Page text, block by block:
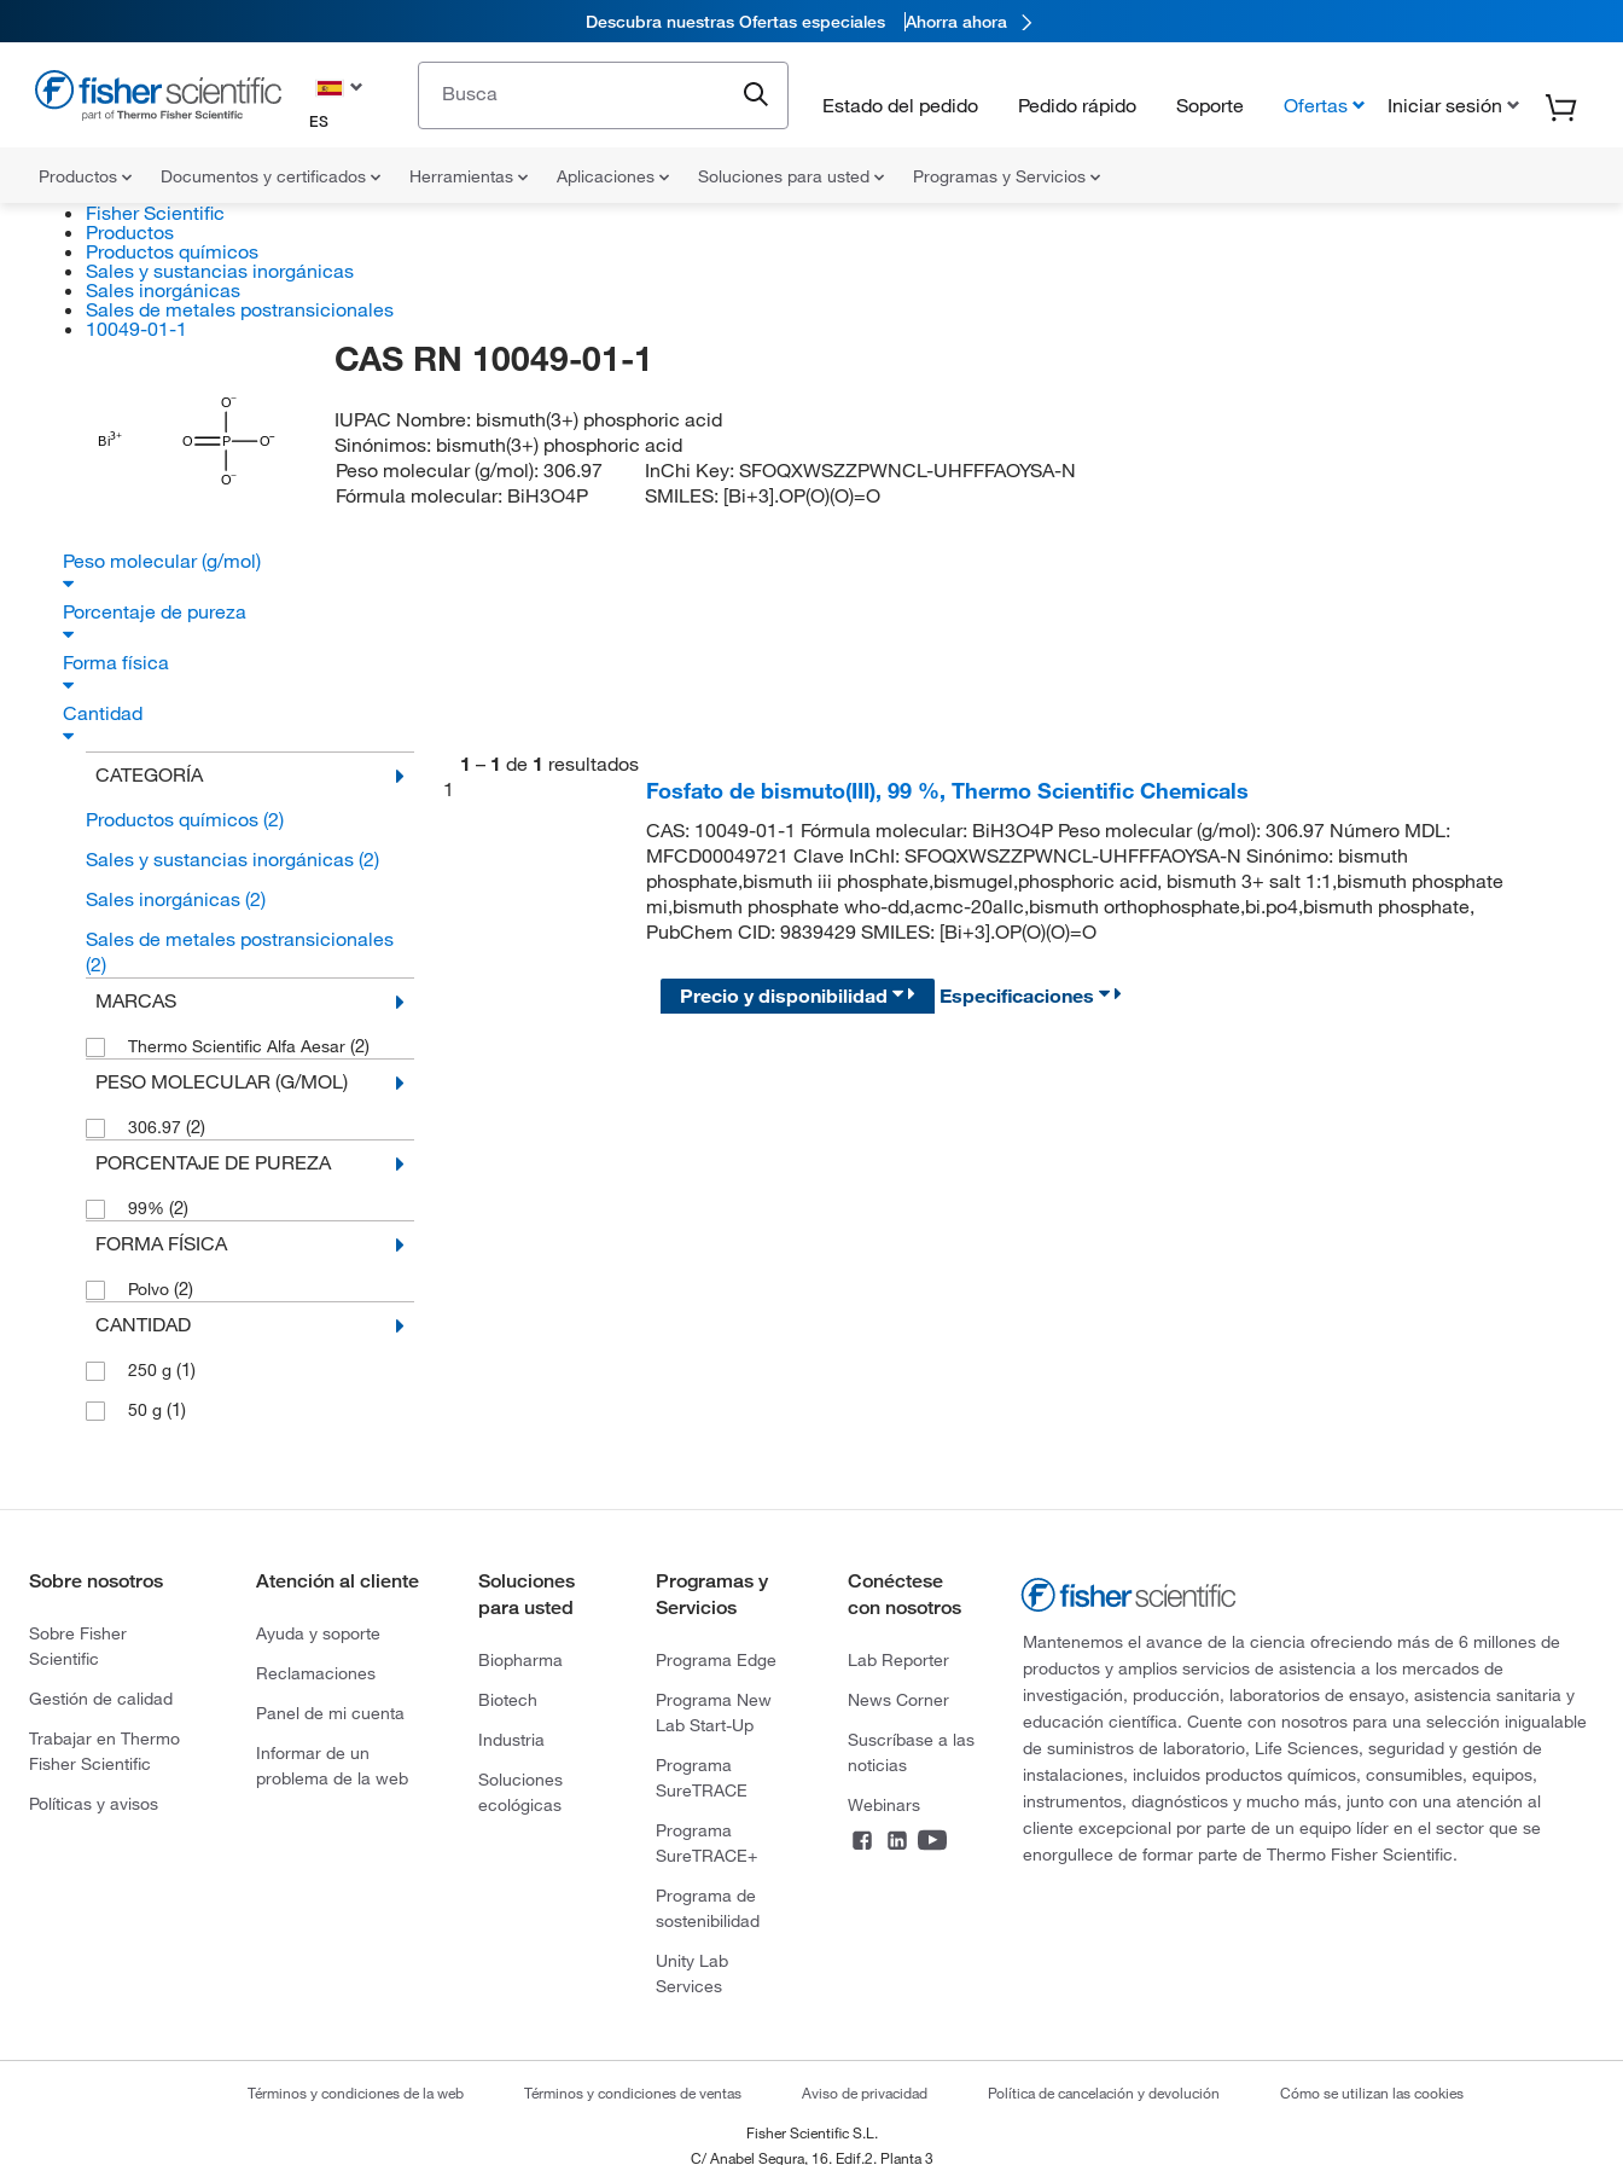
Descubra nuestras Ofertas especiales Ahorra ahora
ES
Estado del pedido Pedido rápido Soporte Ofertas Iniciar sesión
Productos Documentos y certificados Herramientas Aplicaciones Soluciones para usted Programas y Servicios
Fisher Scientific
Productos
Productos químicos
Sales y sustancias inorgánicas
Sales inorgánicas
Sales de metales postransicionales
10049-01-1
Bi
O
P
O
O
O
CAS RN 10049-01-1
IUPAC Nombre: bismuth(3+) phosphoric acid
Sinónimos: bismuth(3+) phosphoric acid
Peso molecular (g/mol): 306.97
Fórmula molecular: BiH3O4P
InChi Key:SFOQXWSZZPWNCL-UHFFFAOYSA-N
SMILES: [Bi+3].OP(O)(O)=O
Peso molecular (g/mol)
Porcentaje de pureza
Forma física
Cantidad
CATEGORÍA
Productos químicos (2)
Sales y sustancias inorgánicas (2)
Sales inorgánicas (2)
Sales de metales postransicionales
(2)
MARCAS
Thermo Scientific Alfa Aesar (2)
PESO MOLECULAR (G/MOL)
306.97 (2)
PORCENTAJE DE PUREZA
99% (2)
FORMA FÍSICA
Polvo (2)
CANTIDAD
250 g (1)
50 g (1)
1 – 1 de 1 resultados
1
Fosfato de bismuto(III), 99 %, Thermo Scientific Chemicals
CAS: 10049-01-1 Fórmula molecular: BiH3O4P Peso molecular (g/mol): 306.97 Número MDL:
MFCD00049721 Clave InChI: SFOQXWSZZPWNCL-UHFFFAOYSA-N Sinónimo: bismuth
phosphate,bismuth iii phosphate,bismugel,phosphoric acid, bismuth 3+ salt 1:1,bismuth phosphate
mi,bismuth phosphate who-dd,acmc-20allc,bismuth orthophosphate,bi.po4,bismuth phosphate,
PubChem CID: 9839429 SMILES: [Bi+3].OP(O)(O)=O
Precio y disponibilidad Especificaciones
Sobre nosotros
Sobre Fisher
Scientific
Gestión de calidad
Trabajar en Thermo
Fisher Scientific
Políticas y avisos
Atención al cliente
Ayuda y soporte
Reclamaciones
Panel de mi cuenta
Informar de un
problema de la web
Soluciones
para usted
Biopharma
Biotech
Industria
Soluciones
ecológicas
Programas y
Servicios
Programa Edge
Programa New
Lab Start-Up
Programa
SureTRACE
Programa
SureTRACE+
Programa de
sostenibilidad
Unity Lab
Services
Conéctese
con nosotros
Lab Reporter
News Corner
Suscríbase a las
noticias
Webinars
Mantenemos el avance de la ciencia ofreciendo más de 6 millones de
productos y amplios servicios de asistencia a los mercados de
investigación, producción, laboratorios de ensayo, asistencia sanitaria y
educación científica. Cuente con nosotros para una selección inigualable
de suministros de laboratorio, Life Sciences, seguridad y gestión de
instalaciones, incluidos productos químicos, consumibles, equipos,
instrumentos, diagnósticos y mucho más, junto con una atención al
cliente excepcional por parte de un equipo líder en el sector que se
enorgullece de formar parte de Thermo Fisher Scientific.
Términos y condiciones de la web Términos y condiciones de ventas Aviso de privacidad Política de cancelación y devolución Cómo se utilizan las cookies
Fisher Scientific S.L.
C/ Anabel Segura, 16. Edif.2. Planta 3